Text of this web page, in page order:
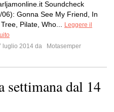
Soundcheck
06): Gonna See My Friend, In
Pilate, Who...
Leggere il
luglio 2014 da
Motasemper
settimana dal 14